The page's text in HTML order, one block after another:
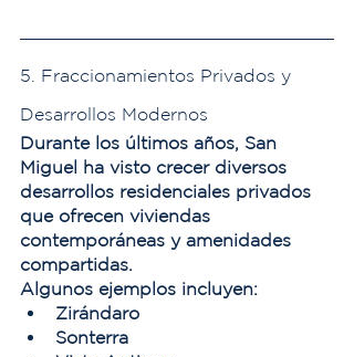
5. Fraccionamientos Privados y
Desarrollos Modernos
Durante los últimos años, San
Miguel ha visto crecer diversos
desarrollos residenciales privados
que ofrecen viviendas
contemporáneas y amenidades
compartidas.
Algunos ejemplos incluyen:
Zirándaro
Sonterra